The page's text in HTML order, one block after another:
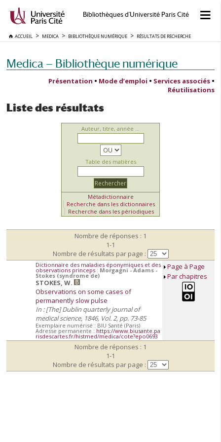
Bibliothèques d'Université Paris Cité
ACCUEIL MEDICA BIBLIOTHÈQUE NUMÉRIQUE RÉSULTATS DE RECHERCHE
Medica — Bibliothèque numérique
Présentation • Mode d’emploi • Services associés •
Réutilisations
Liste des résultats
Auteur, titre, année ...
Table des matières
Métadictionnaire
Recherche dans les dictionnaires
Recherche dans les périodiques
Nombre de réponses : 1
1-1
Nombre de résultats par page :
Dictionnaire des maladies éponymiques et des
observations princeps : Morgagni - Adams -
Stokes (syndrome de)
STOKES, W.
Observations on some cases of
permanently slow pulse
In : [The] Dublin quarterly journal of
medical science, 1846, Vol. 2, pp. 73-85
Exemplaire numérisé : BIU Santé (Paris)
Adresse permanente : https://www.biusante.pa
risdescartes.fr/histmed/medica/cote?epo0693
Page à Page
Par chapitres
Nombre de réponses : 1
1-1
Nombre de résultats par page :